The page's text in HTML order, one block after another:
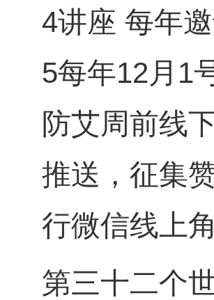
4讲座 每年
5每年12月1
防艾周前线
推送，征集
行微信线上
第三十二个